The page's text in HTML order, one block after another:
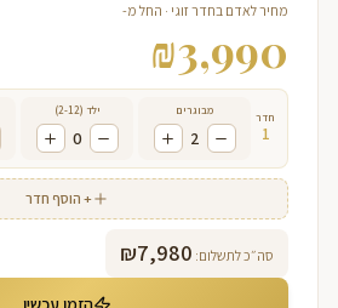
מחיר לאדם בחדר זוגי · החל מ-
₪3,990
חדר
1
מבוגרים
2
ילד (2-12)
0
+ הוסף חדר
סה״כ לתשלום: ₪7,980